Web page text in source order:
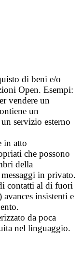
di beni e/o
Open. Esempi:
vendere un
un
servizio esterno
in atto
che possono
della
in privato.
contatti al di fuori
insistenti e
da poca
nel linguaggio.